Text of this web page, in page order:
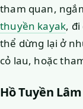
tham quan,
thuyền kayak,
thể dừng lại ở
cỏ lau, hoặc
Hồ Tuyền